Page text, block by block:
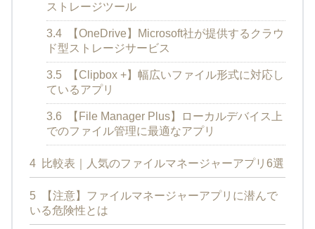
ストレージツール
3.4
【OneDrive】Microsoft社が提供するクラウ
ド型ストレージサービス
3.5
【Clipbox +】幅広いファイル形式に対応し
ているアプリ
3.6
【File Manager Plus】ローカルデバイス上
でのファイル管理に最適なアプリ
4 比較表｜人気のファイルマネージャーアプリ6選
5
【注意】ファイルマネージャーアプリに潜んで
いる危険性とは